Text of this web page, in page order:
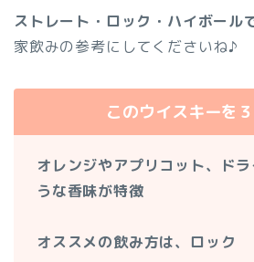
ストレート・ロック・ハイボール
家飲みの参考にしてくださいね♪
このウイスキーを
オレンジやアプリコット、ド
うな香味が特徴
オススメの飲み方は、ロック